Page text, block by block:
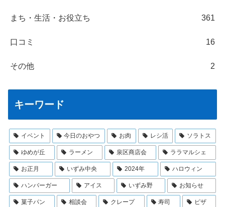
まち・生活・お役立ち 361
口コミ 16
その他 2
キーワード
イベント 今日のおやつ お肉 レシ活 ソラトス
ゆめが丘 ラーメン 泉区商店会 ララマルシェ
お正月 いずみ中央 2024年 ハロウィン
ハンバーガー アイス いずみ野 お知らせ
菓子パン 相談会 クレープ 寿司 ピザ